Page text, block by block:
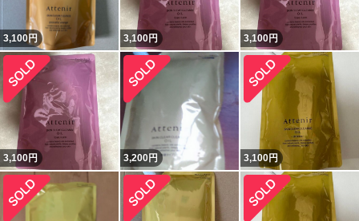
3,100円 3,100円 3,100円
3,100円 3,200円 3,100円